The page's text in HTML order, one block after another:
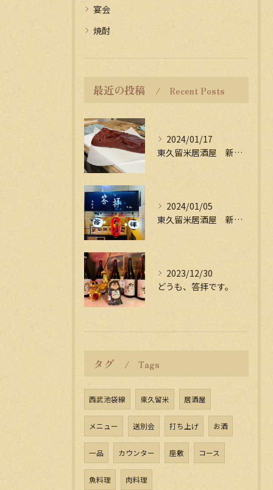
宴会
焼酎
最近の投稿 Recent Posts
2024/01/17
東久留米居酒屋 新年会受付中
2024/01/05
東久留米居酒屋 新年会受付中
2023/12/30
どうも、答拝です。
タグ Tags
西武池袋線 東久留米 居酒屋
メニュー 送別会 打ち上げ お酒
一品 カウンター 座敷 コース
魚料理 肉料理